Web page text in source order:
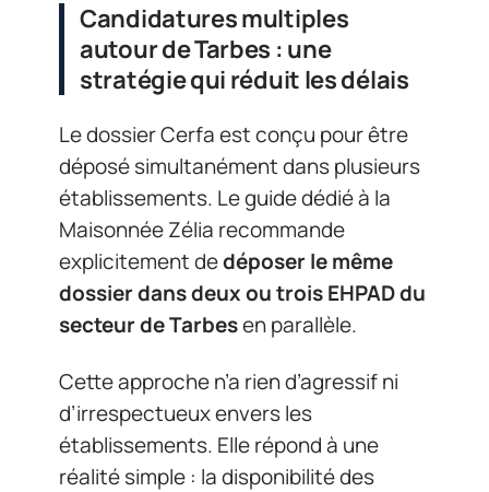
Candidatures multiples
autour de Tarbes : une
stratégie qui réduit les délais
Le dossier Cerfa est conçu pour être
déposé simultanément dans plusieurs
établissements. Le guide dédié à la
Maisonnée Zélia recommande
explicitement dedéposer le même
dossier dans deux ou trois EHPAD du
secteur de Tarbesen parallèle.
Cette approche n’a rien d’agressif ni
d’irrespectueux envers les
établissements. Elle répond à une
réalité simple : la disponibilité des